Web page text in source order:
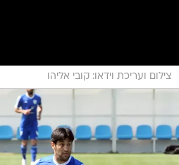
צילום ועריכת וידאו: קובי אליהו